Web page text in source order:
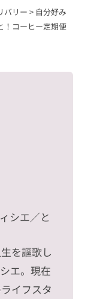
バリー > 自分好み
！コーヒー定期便
シエ／と
を謳歌し
エ。現在
イフスタ